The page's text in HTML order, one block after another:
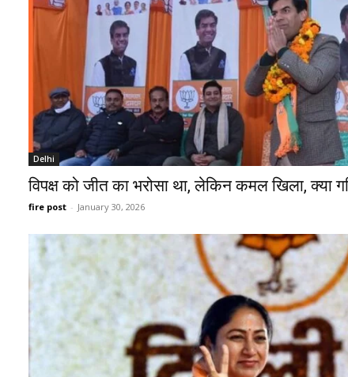
Delhi
विपक्ष को जीत का भरोसा था, लेकिन कमल खिला, क्या
fire post - January 30, 2026